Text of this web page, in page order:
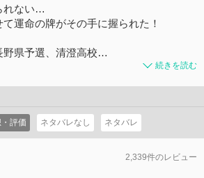
れない…
運命の牌がその手に握られた！
野県予選、清澄高校…
続きを読む
評価 ネタバレなし ネタバレ
2,339件のレビュー